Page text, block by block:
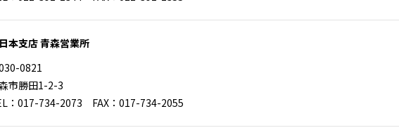
本支店 青森営業所
0821
市勝田1-2-3
：017-734-2073 FAX：017-734-2055